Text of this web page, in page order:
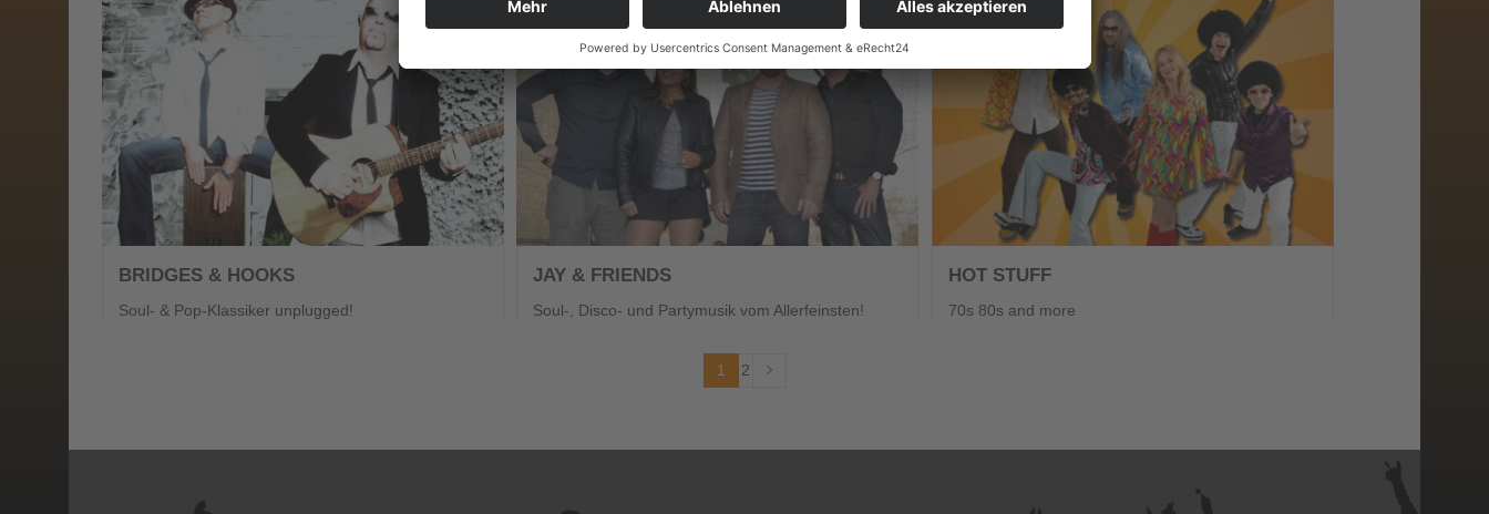
BRIDGES & HOOKS
Soul- & Pop-Klassiker unplugged!
JAY & FRIENDS
Soul-, Disco- und Partymusik vom Allerfeinsten!
HOT STUFF
70s 80s and more
1 2